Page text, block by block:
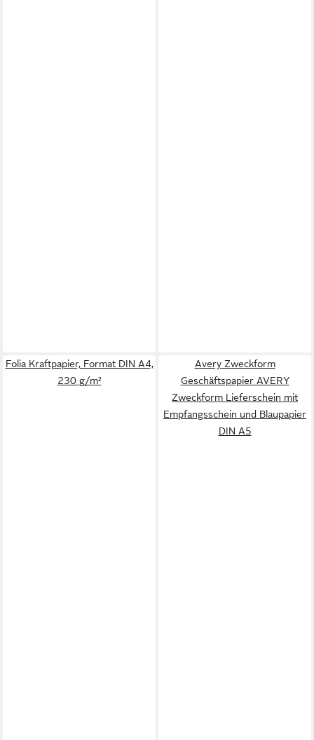
Folia Kraftpapier, Format DIN A4,
230 g/m²
Avery Zweckform
Geschäftspapier AVERY
Zweckform Lieferschein mit
Empfangsschein und Blaupapier
DIN A5